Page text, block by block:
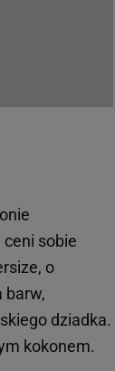
sobie
o
barw,
dziadka.
kokonem.